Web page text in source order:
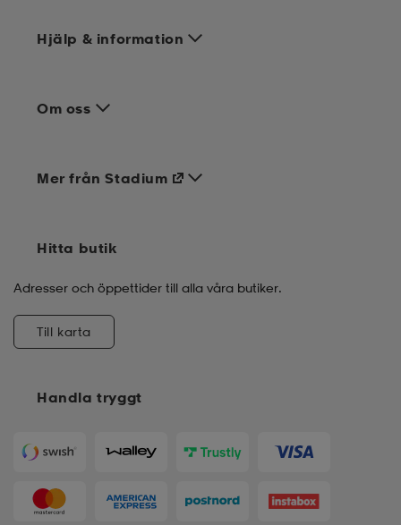
Hjälp & information
Om oss
Handla tryggt
Mer från Stadium
Hitta butik
Adresser och öppettider till alla våra butiker.
Till karta